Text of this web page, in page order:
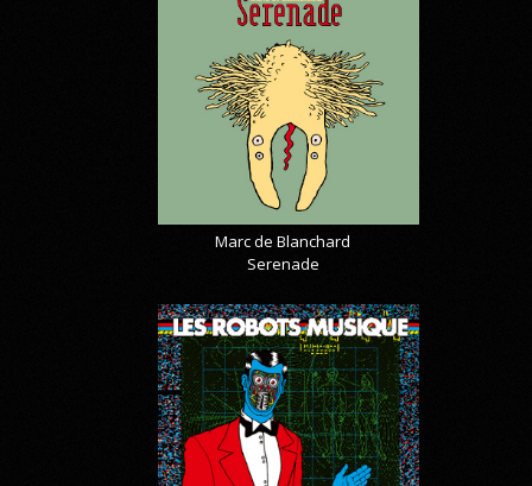
Marc de Blanchard
Serenade